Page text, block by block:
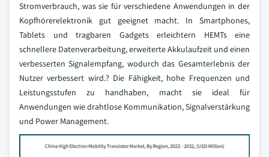
Stromverbrauch, was sie für verschiedene Anwendungen in der
Kopfhörerelektronik gut geeignet macht. In Smartphones,
Tablets und tragbaren Gadgets erleichtern HEMTs eine
schnellere Datenverarbeitung, erweiterte Akkulaufzeit und einen
verbesserten Signalempfang, wodurch das Gesamterlebnis der
Nutzer verbessert wird.? Die Fähigkeit, hohe Frequenzen und
Leistungsstufen zu handhaben, macht sie ideal für
Anwendungen wie drahtlose Kommunikation, Signalverstärkung
und Power Management.